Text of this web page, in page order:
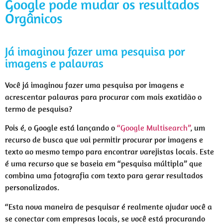
Google pode mudar os resultados
Orgânicos
Já imaginou fazer uma pesquisa por
imagens e palavras
Você já imaginou fazer uma pesquisa por imagens e
acrescentar palavras para procurar com mais exatidão o
termo de pesquisa?
Pois é, o Google está lançando o “Google Multisearch”, um
recurso de busca que vai permitir procurar por imagens e
texto ao mesmo tempo para encontrar varejistas locais. Este
é uma recurso que se baseia em “pesquisa múltipla” que
combina uma fotografia com texto para gerar resultados
personalizados.
“Esta nova maneira de pesquisar é realmente ajudar você a
se conectar com empresas locais, se você está procurando